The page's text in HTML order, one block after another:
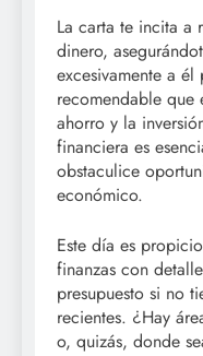
La carta te incita a
dinero,
excesivamente a
recomendable que
ahorro y la
financiera es
obstaculice
económico.
Este día es
finanzas con
presupuesto si no
recientes. ¿Hay
o, quizás, donde